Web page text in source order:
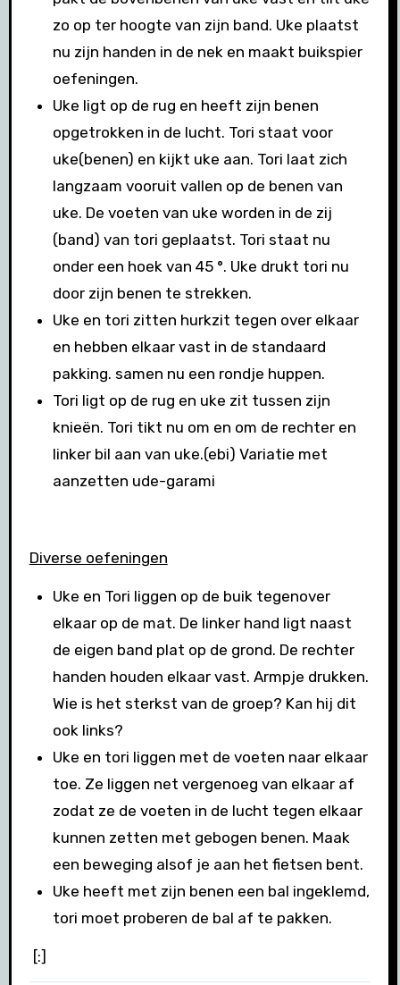
zo op ter hoogte van zijn band. Uke plaatst
nu zijn handen in de nek en maakt buikspier
oefeningen.
Uke ligt op de rug en heeft zijn benen
opgetrokken in de lucht. Tori staat voor
uke(benen) en kijkt uke aan. Tori laat zich
langzaam vooruit vallen op de benen van
uke. De voeten van uke worden in de zij
(band) van tori geplaatst. Tori staat nu
onder een hoek van 45 °. Uke drukt tori nu
door zijn benen te strekken.
Uke en tori zitten hurkzit tegen over elkaar
en hebben elkaar vast in de standaard
pakking. samen nu een rondje huppen.
Tori ligt op de rug en uke zit tussen zijn
knieën. Tori tikt nu om en om de rechter en
linker bil aan van uke.(ebi) Variatie met
aanzetten ude-garami
Diverse oefeningen
Uke en Tori liggen op de buik tegenover
elkaar op de mat. De linker hand ligt naast
de eigen band plat op de grond. De rechter
handen houden elkaar vast. Armpje drukken.
Wie is het sterkst van de groep? Kan hij dit
ook links?
Uke en tori liggen met de voeten naar elkaar
toe. Ze liggen net vergenoeg van elkaar af
zodat ze de voeten in de lucht tegen elkaar
kunnen zetten met gebogen benen. Maak
een beweging alsof je aan het fietsen bent.
Uke heeft met zijn benen een bal ingeklemd,
tori moet proberen de bal af te pakken.
[:]